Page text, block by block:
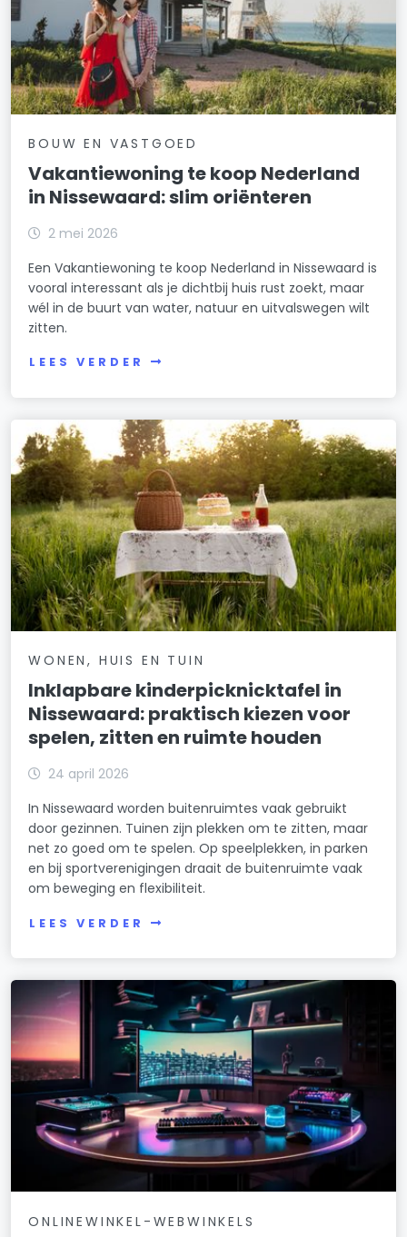
BOUW EN VASTGOED
Vakantiewoning te koop Nederland
in Nissewaard: slim oriënteren
2 mei 2026
Een Vakantiewoning te koop Nederland in Nissewaard is
vooral interessant als je dichtbij huis rust zoekt, maar
wél in de buurt van water, natuur en uitvalswegen wilt
zitten.
LEES VERDER
WONEN, HUIS EN TUIN
Inklapbare kinderpicknicktafel in
Nissewaard: praktisch kiezen voor
spelen, zitten en ruimte houden
24 april 2026
In Nissewaard worden buitenruimtes vaak gebruikt
door gezinnen. Tuinen zijn plekken om te zitten, maar
net zo goed om te spelen. Op speelplekken, in parken
en bij sportverenigingen draait de buitenruimte vaak
om beweging en flexibiliteit.
LEES VERDER
ONLINEWINKEL-WEBWINKELS